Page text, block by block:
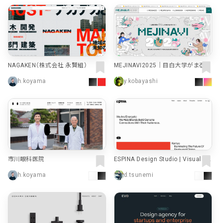
NAGAKEN（株式会社 永賢組）
h.koyama
MEJINAVI2025｜目白大学がまるっ
y.kobayashi
市川眼科医院
h.koyama
ESPINA Design Studio | Visual St
d.tsunemi